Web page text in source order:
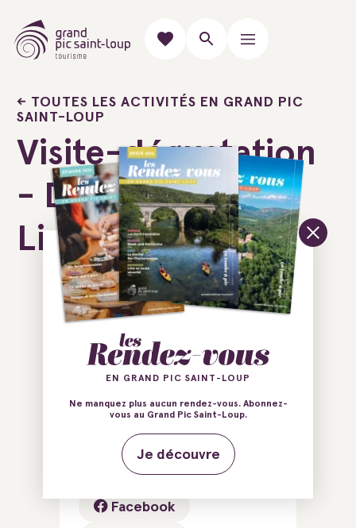
TOUTES LES ACTIVITÉS EN GRAND PIC
SAINT-LOUP
Visite-dégustation
- Domaine Haut-
Lirou
34270 Le Triadou
E-mail
Tél. Site web
Facebook
EN GRAND PIC SAINT-LOUP
Ne manquez plus aucun rendez-vous. Abonnez-
vous au Grand Pic Saint-Loup.
Je découvre